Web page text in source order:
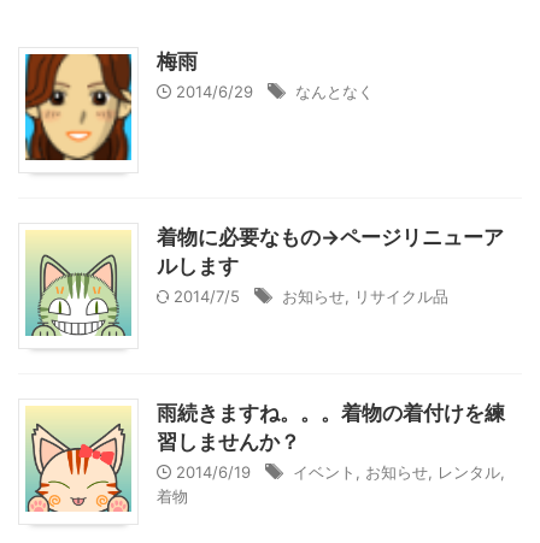
梅雨
2014/6/29 なんとなく
着物に必要なもの→ページリニューア
ルします
2014/7/5 お知らせ リサイクル品
雨続きますね。。。着物の着付けを練
習しませんか？
2014/6/19 イベント お知らせ レンタル
着物